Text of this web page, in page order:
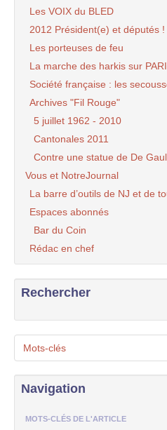
Les VOIX du BLED
2012 Président(e) et députés !
Les porteuses de feu
La marche des harkis sur
Société française : les
Archives "Fil Rouge"
5 juillet 1962 - 2010
Cantonales 2011
Contre une statue de De
Vous et NotreJournal
La barre d’outils de NJ et de
Espaces abonnés
Bar du Coin
Rédac en chef
Rechercher
Mots-clés
Navigation
MOTS-CLÉS DE L'ARTICLE